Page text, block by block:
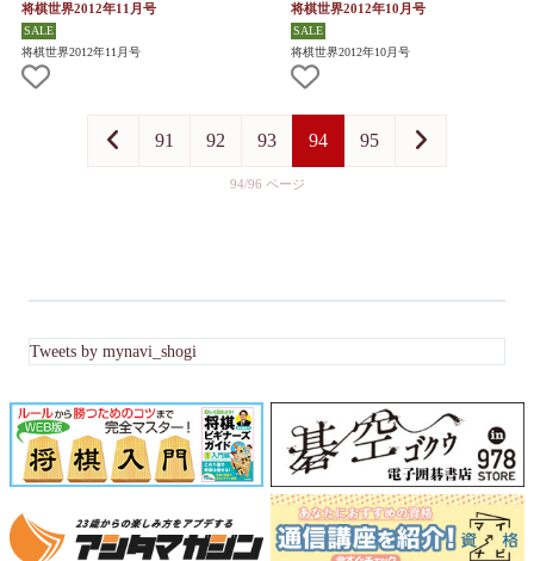
将棋世界2012年11月号
将棋世界2012年11月号
将棋世界2012年10月号
将棋世界2012年10月号
94/96
91 92 93 94 95
Tweets by mynavi_shogi